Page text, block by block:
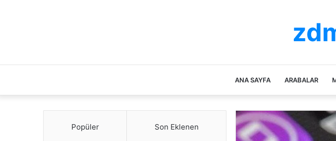
ANA SAYFA ARABALAR
Popüler Son Eklenen